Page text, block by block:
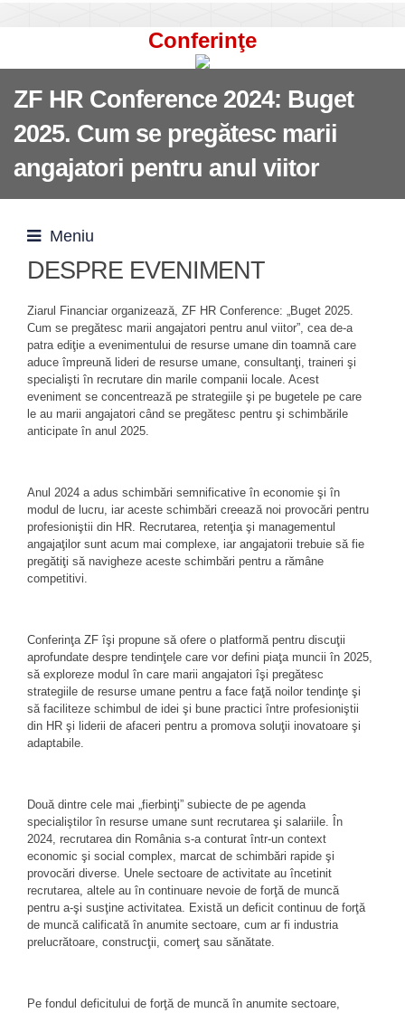
Conferinţe
ZF HR Conference 2024: Buget
2025. Cum se pregătesc marii
angajatori pentru anul viitor
Meniu
DESPRE EVENIMENT
Ziarul Financiar organizează, ZF HR Conference: „Buget 2025.
Cum se pregătesc marii angajatori pentru anul viitor”, cea de-a
patra ediţie a evenimentului de resurse umane din toamnă care
aduce împreună lideri de resurse umane, consultanţi, traineri şi
specialişti în recrutare din marile companii locale. Acest
eveniment se concentrează pe strategiile şi pe bugetele pe care
le au marii angajatori când se pregătesc pentru şi schimbările
anticipate în anul 2025.
Anul 2024 a adus schimbări semnificative în economie şi în
modul de lucru, iar aceste schimbări creează noi provocări pentru
profesioniştii din HR. Recrutarea, retenţia şi managementul
angajaţilor sunt acum mai complexe, iar angajatorii trebuie să fie
pregătiţi să navigheze aceste schimbări pentru a rămâne
competitivi.
Conferinţa ZF îşi propune să ofere o platformă pentru discuţii
aprofundate despre tendinţele care vor defini piaţa muncii în 2025,
să exploreze modul în care marii angajatori îşi pregătesc
strategiile de resurse umane pentru a face faţă noilor tendinţe şi
să faciliteze schimbul de idei şi bune practici între profesioniştii
din HR şi liderii de afaceri pentru a promova soluţii inovatoare şi
adaptabile.
Două dintre cele mai „fierbinţi” subiecte de pe agenda
specialiştilor în resurse umane sunt recrutarea şi salariile. În
2024, recrutarea din România s-a conturat într-un context
economic şi social complex, marcat de schimbări rapide şi
provocări diverse. Unele sectoare de activitate au încetinit
recrutarea, altele au în continuare nevoie de forţă de muncă
pentru a-şi susţine activitatea. Există un deficit continuu de forţă
de muncă calificată în anumite sectoare, cum ar fi industria
prelucrătoare, construcţii, comerţ sau sănătate.
Pe fondul deficitului de forţă de muncă în anumite sectoare,